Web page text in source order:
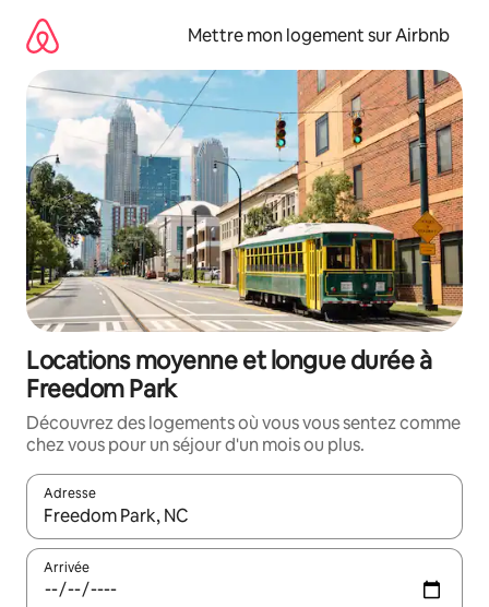
directement
contenu
Mettre mon logement sur Airbnb
Locations moyenne et longue durée à
Freedom Park
Découvrez des logements où vous vous sentez comme
chez vous pour un séjour d'un mois ou plus.
Adresse
Lorsque les résultats s'affichent, utilisez les flèches vers le
Arrivée